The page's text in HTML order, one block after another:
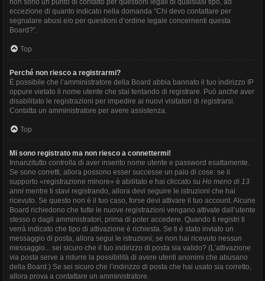
non sono un punto di contatto per questioni legali di qualsiasi tipo, ad
eccezione di quanto indicato nella domanda “Chi devo contattare per
segnalare abusi e/o per questioni d’ordine legale concernenti questa
Board?”.
Top
Perché non riesco a registrarmi?
È possibile che l’amministratore della Board abbia bannato il tuo indirizzo IP
oppure vietato il nome utente che stai tentando di registrare. Può anche aver
disabilitato le registrazioni per impedire ai nuovi visitatori di registrarsi.
Contatta un amministratore per avere assistenza.
Top
Mi sono registrato ma non riesco a connettermi!
Innanzitutto controlla di aver inserito nome utente e password esattamente.
Se sono corretti, allora possono esser successe un paio di cose: se il
supporto «registrazione minore» è abilitato e hai cliccato su Ho meno di 13
anni mentre ti stavi registrando, allora devi seguire le istruzioni che hai
ricevuto. Se questo non è il tuo caso, forse devi attivare il tuo account. Alcune
Board richiedono che tutte le nuove registrazioni vengano attivate dall’utente
stesso o dagli amministratori, prima di poter accedere. Quando ti registri ti
verrà indicato che tipo di attivazione è richiesta. Se ti è stato inviato un
messaggio di posta, allora segui le istruzioni; se non hai ricevuto nessun
messaggio... sei sicuro che il tuo indirizzo di posta sia valido? (L’attivazione
via posta serve a ridurre la possibilità di avere utenti anonimi che abusano
della Board.) Se sei sicuro che l’indirizzo di posta che hai usato sia corretto,
allora prova a contattare un amministratore.